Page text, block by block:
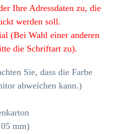
Ihre Adressdaten zu, die
werden soll.
(Bei Wahl einer anderen
die Schriftart zu).
Sie, dass die Farbe
abweichen kann.)
mm)